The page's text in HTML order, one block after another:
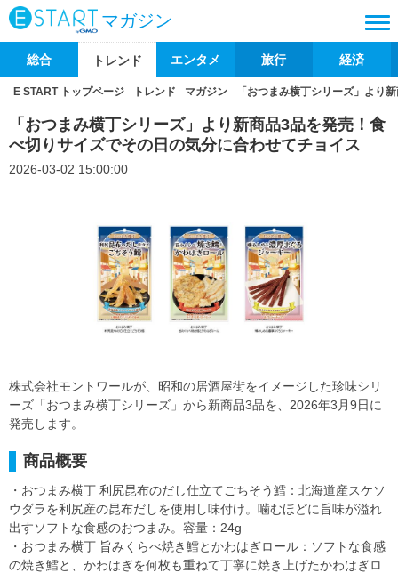
マガジン
総合 トレンド エンタメ 旅行 経済
E START トップページ トレンド マガジン 「おつまみ横丁シリーズ」より
「おつまみ横丁シリーズ」より新商品3品を発売！食
べ切りサイズでその日の気分に合わせてチョイス
2026-03-02 15:00:00
株式会社モントワールが、昭和の居酒屋街をイメージした珍味シリ
ーズ「おつまみ横丁シリーズ」から新商品3品を、2026年3月9日に
発売します。
商品概要
・おつまみ横丁 利尻昆布のだし仕立てごちそう鱈：北海道産スケソ
ウダラを利尻産の昆布だしを使用し味付け。噛むほどに旨味が溢れ
出すソフトな食感のおつまみ。容量：24g
・おつまみ横丁 旨みくらべ焼き鱈とかわはぎロール：ソフトな食感
の焼き鱈と、かわはぎを何枚も重ねて丁寧に焼き上げたかわはぎロ